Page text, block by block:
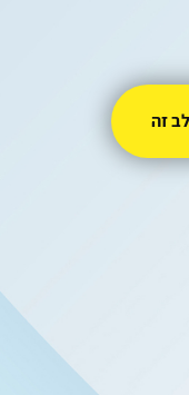
זה